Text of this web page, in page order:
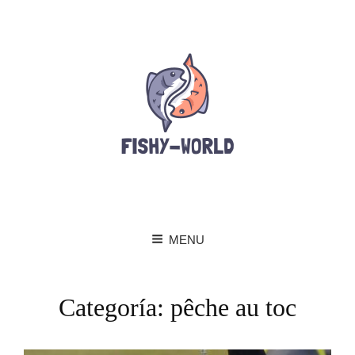
MENU
Categoría: pêche au toc